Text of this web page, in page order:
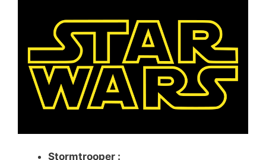
Stormtrooper :